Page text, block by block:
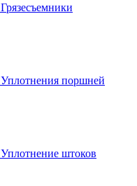
Грязесъемники
Уплотнения поршней
Уплотнение штоков